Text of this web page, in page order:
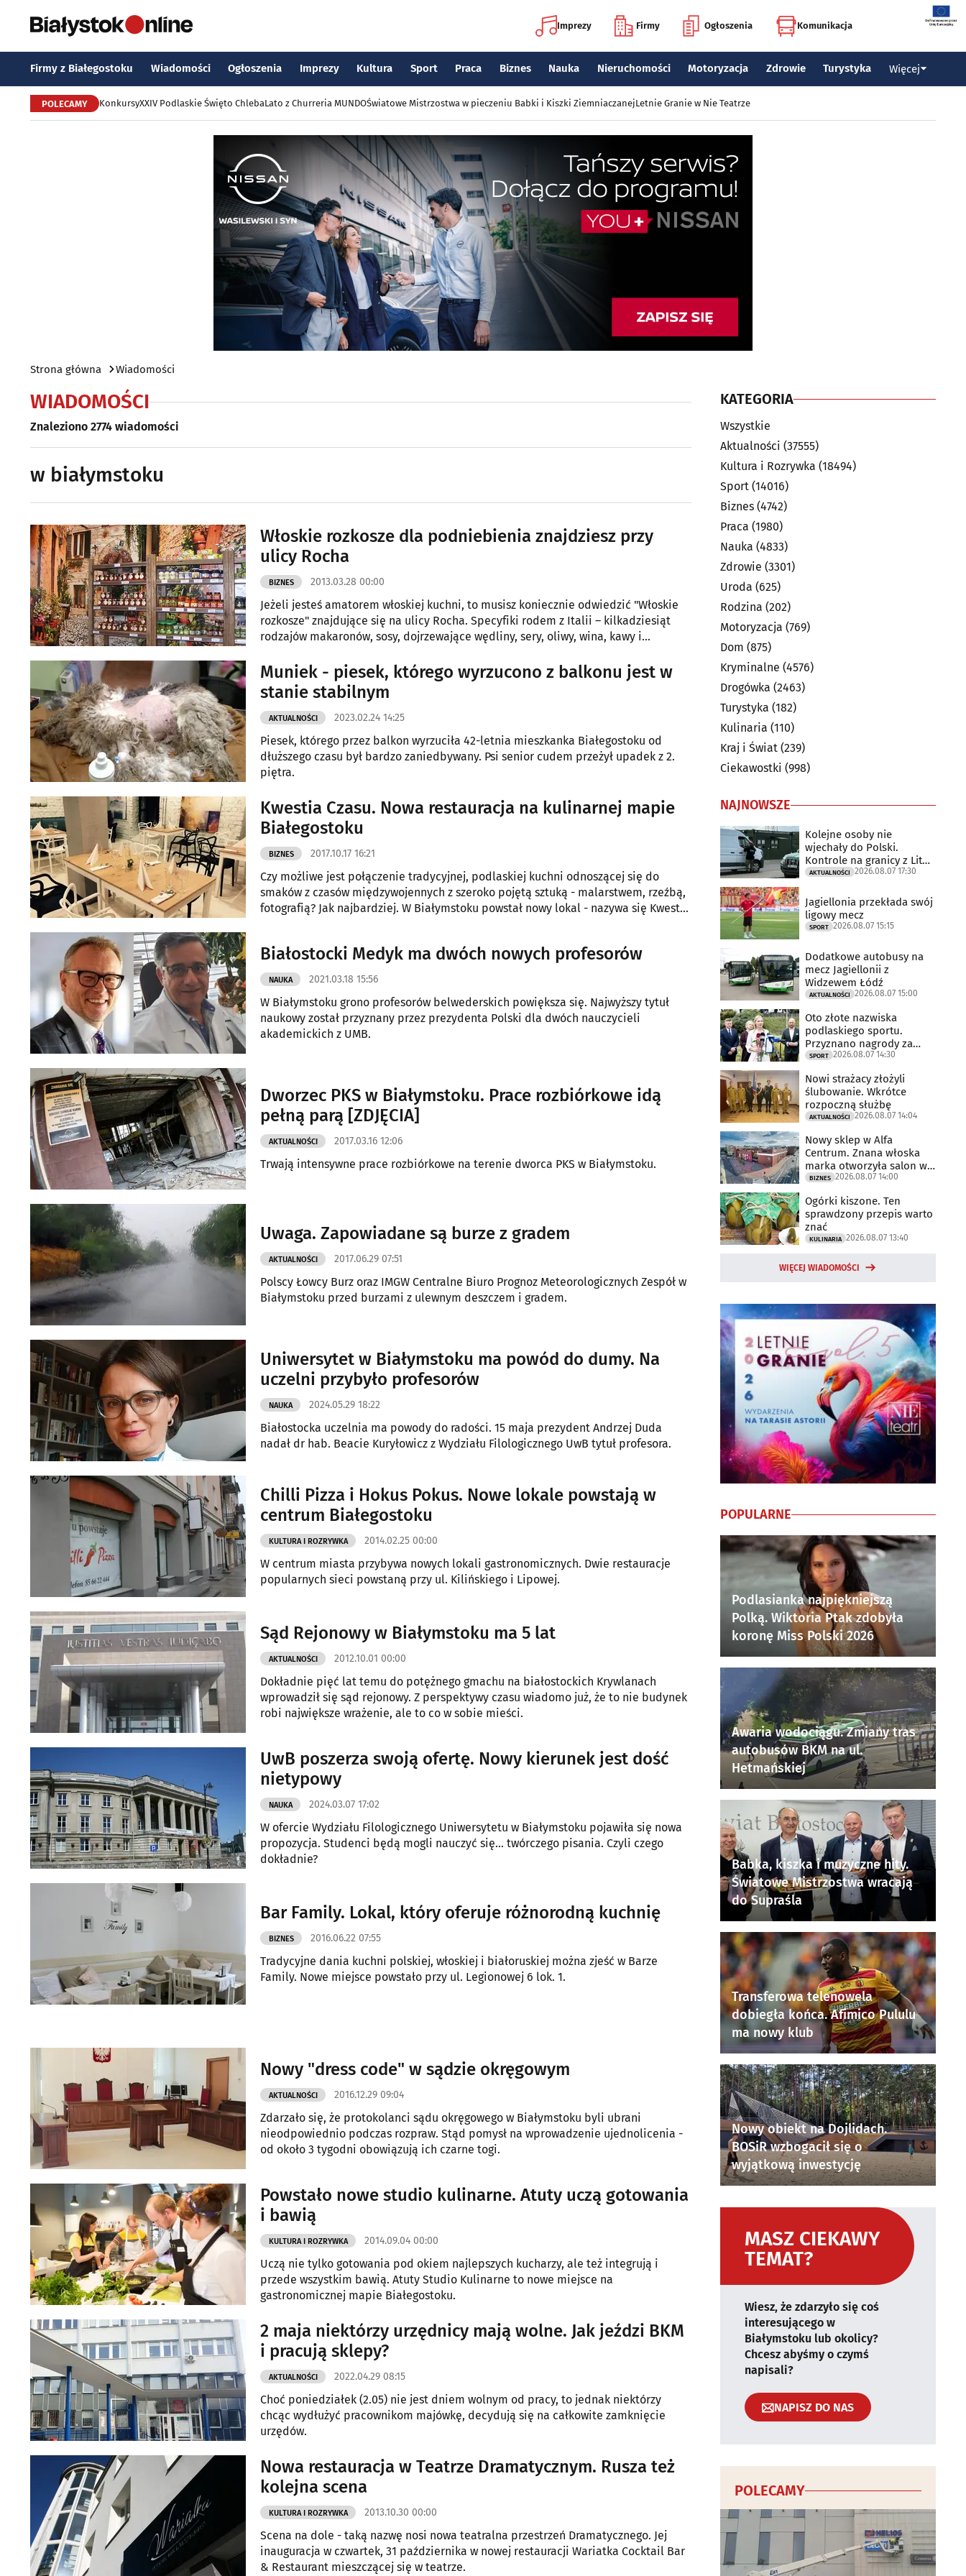
Imprezy Firmy Ogłoszenia Komunikacja
Firmy z Białegostoku Wiadomości Ogłoszenia Imprezy Kultura Sport Praca Biznes Nauka Nieruchomości Motoryzacja Zdrowie Turystyka Więcej
POLECAMY KonkursyXXIV Podlaskie Święto ChlebaLato z Churreria MUNDOŚwiatowe Mistrzostwa w pieczeniu Babki i Kiszki ZiemniaczanejLetnie Granie w Nie Teatrze
Strona główna Wiadomości
WIADOMOŚCI
Znaleziono 2774 wiadomości
w białymstoku
Włoskie rozkosze dla podniebienia znajdziesz przy
ulicy Rocha
BIZNES 2013.03.28 00:00
Jeżeli jesteś amatorem włoskiej kuchni, to musisz koniecznie odwiedzić "Włoskie
rozkosze" znajdujące się na ulicy Rocha. Specyfiki rodem z Italii – kilkadziesiąt
rodzajów makaronów, sosy, dojrzewające wędliny, sery, oliwy, wina, kawy i
Muniek - piesek, którego wyrzucono z balkonu jest w
stanie stabilnym
AKTUALNOŚCI 2023.02.24 14:25
Piesek, którego przez balkon wyrzuciła 42-letnia mieszkanka Białegostoku od
dłuższego czasu był bardzo zaniedbywany. Psi senior cudem przeżył upadek z 2.
piętra.
Kwestia Czasu. Nowa restauracja na kulinarnej mapie
Białegostoku
BIZNES 2017.10.17 16:21
Czy możliwe jest połączenie tradycyjnej, podlaskiej kuchni odnoszącej się do
smaków z czasów międzywojennych z szeroko pojętą sztuką - malarstwem, rzeźbą,
fotografią? Jak najbardziej. W Białymstoku powstał nowy lokal - nazywa się Kwestia
Białostocki Medyk ma dwóch nowych profesorów
NAUKA 2021.03.18 15:56
W Białymstoku grono profesorów belwederskich powiększa się. Najwyższy tytuł
naukowy został przyznany przez prezydenta Polski dla dwóch nauczycieli
akademickich z UMB.
Dworzec PKS w Białymstoku. Prace rozbiórkowe idą
pełną parą [ZDJĘCIA]
AKTUALNOŚCI 2017.03.16 12:06
Trwają intensywne prace rozbiórkowe na terenie dworca PKS w Białymstoku.
Uwaga. Zapowiadane są burze z gradem
AKTUALNOŚCI 2017.06.29 07:51
Polscy Łowcy Burz oraz IMGW Centralne Biuro Prognoz Meteorologicznych Zespół w
Białymstoku przed burzami z ulewnym deszczem i gradem.
Uniwersytet w Białymstoku ma powód do dumy. Na
uczelni przybyło profesorów
NAUKA 2024.05.29 18:22
Białostocka uczelnia ma powody do radości. 15 maja prezydent Andrzej Duda
nadał dr hab. Beacie Kuryłowicz z Wydziału Filologicznego UwB tytuł profesora.
Chilli Pizza i Hokus Pokus. Nowe lokale powstają w
centrum Białegostoku
KULTURA I ROZRYWKA 2014.02.25 00:00
W centrum miasta przybywa nowych lokali gastronomicznych. Dwie restauracje
popularnych sieci powstaną przy ul. Kilińskiego i Lipowej.
Sąd Rejonowy w Białymstoku ma 5 lat
AKTUALNOŚCI 2012.10.01 00:00
Dokładnie pięć lat temu do potężnego gmachu na białostockich Krywlanach
wprowadził się sąd rejonowy. Z perspektywy czasu wiadomo już, że to nie budynek
robi największe wrażenie, ale to co w sobie mieści.
UwB poszerza swoją ofertę. Nowy kierunek jest dość
nietypowy
NAUKA 2024.03.07 17:02
W ofercie Wydziału Filologicznego Uniwersytetu w Białymstoku pojawiła się nowa
propozycja. Studenci będą mogli nauczyć się… twórczego pisania. Czyli czego
dokładnie?
Bar Family. Lokal, który oferuje różnorodną kuchnię
BIZNES 2016.06.22 07:55
Tradycyjne dania kuchni polskiej, włoskiej i białoruskiej można zjeść w Barze
Family. Nowe miejsce powstało przy ul. Legionowej 6 lok. 1.
Nowy "dress code" w sądzie okręgowym
AKTUALNOŚCI 2016.12.29 09:04
Zdarzało się, że protokolanci sądu okręgowego w Białymstoku byli ubrani
nieodpowiednio podczas rozpraw. Stąd pomysł na wprowadzenie ujednolicenia -
od około 3 tygodni obowiązują ich czarne togi.
Powstało nowe studio kulinarne. Atuty uczą gotowania
i bawią
KULTURA I ROZRYWKA 2014.09.04 00:00
Uczą nie tylko gotowania pod okiem najlepszych kucharzy, ale też integrują i
przede wszystkim bawią. Atuty Studio Kulinarne to nowe miejsce na
gastronomicznej mapie Białegostoku.
2 maja niektórzy urzędnicy mają wolne. Jak jeździ BKM
i pracują sklepy?
AKTUALNOŚCI 2022.04.29 08:15
Choć poniedziałek (2.05) nie jest dniem wolnym od pracy, to jednak niektórzy
chcąc wydłużyć pracownikom majówkę, decydują się na całkowite zamknięcie
urzędów.
Nowa restauracja w Teatrze Dramatycznym. Rusza też
kolejna scena
KULTURA I ROZRYWKA 2013.10.30 00:00
Scena na dole - taką nazwę nosi nowa teatralna przestrzeń Dramatycznego. Jej
inauguracja w czwartek, 31 października w nowej restauracji Wariatka Cocktail Bar
& Restaurant mieszczącej się w teatrze.
KATEGORIA
Wszystkie
Aktualności (37555)
Kultura i Rozrywka (18494)
Sport (14016)
Biznes (4742)
Praca (1980)
Nauka (4833)
Zdrowie (3301)
Uroda (625)
Rodzina (202)
Motoryzacja (769)
Dom (875)
Kryminalne (4576)
Drogówka (2463)
Turystyka (182)
Kulinaria (110)
Kraj i Świat (239)
Ciekawostki (998)
NAJNOWSZE
Kolejne osoby nie
wjechały do Polski.
Kontrole na granicy z Litwą
trwają
AKTUALNOŚCI 2026.08.07 17:30
Jagiellonia przekłada swój
ligowy mecz
SPORT 2026.08.07 15:15
Dodatkowe autobusy na
mecz Jagiellonii z
Widzewem Łódź
AKTUALNOŚCI 2026.08.07 15:00
Oto złote nazwiska
podlaskiego sportu.
Przyznano nagrody za
2025 rok
SPORT 2026.08.07 14:30
Nowi strażacy złożyli
ślubowanie. Wkrótce
rozpoczną służbę
AKTUALNOŚCI 2026.08.07 14:04
Nowy sklep w Alfa
Centrum. Znana włoska
marka otworzyła salon w
Białymstoku
BIZNES 2026.08.07 14:00
Ogórki kiszone. Ten
sprawdzony przepis warto
znać
KULINARIA 2026.08.07 13:40
WIĘCEJ WIADOMOŚCI
POPULARNE
Podlasianka najpiękniejszą
Polką. Wiktoria Ptak zdobyła
koronę Miss Polski 2026
Awaria wodociągu. Zmiany tras
autobusów BKM na ul.
Hetmańskiej
Babka, kiszka i muzyczne hity.
Światowe Mistrzostwa wracają
do Supraśla
Transferowa telenowela
dobiegła końca. Afimico Pululu
ma nowy klub
Nowy obiekt na Dojlidach.
BOSiR wzbogacił się o
wyjątkową inwestycję
MASZ CIEKAWY
TEMAT?
Wiesz, że zdarzyło się coś
interesującego w
Białymstoku lub okolicy?
Chcesz abyśmy o czymś
napisali?
NAPISZ DO NAS
POLECAMY